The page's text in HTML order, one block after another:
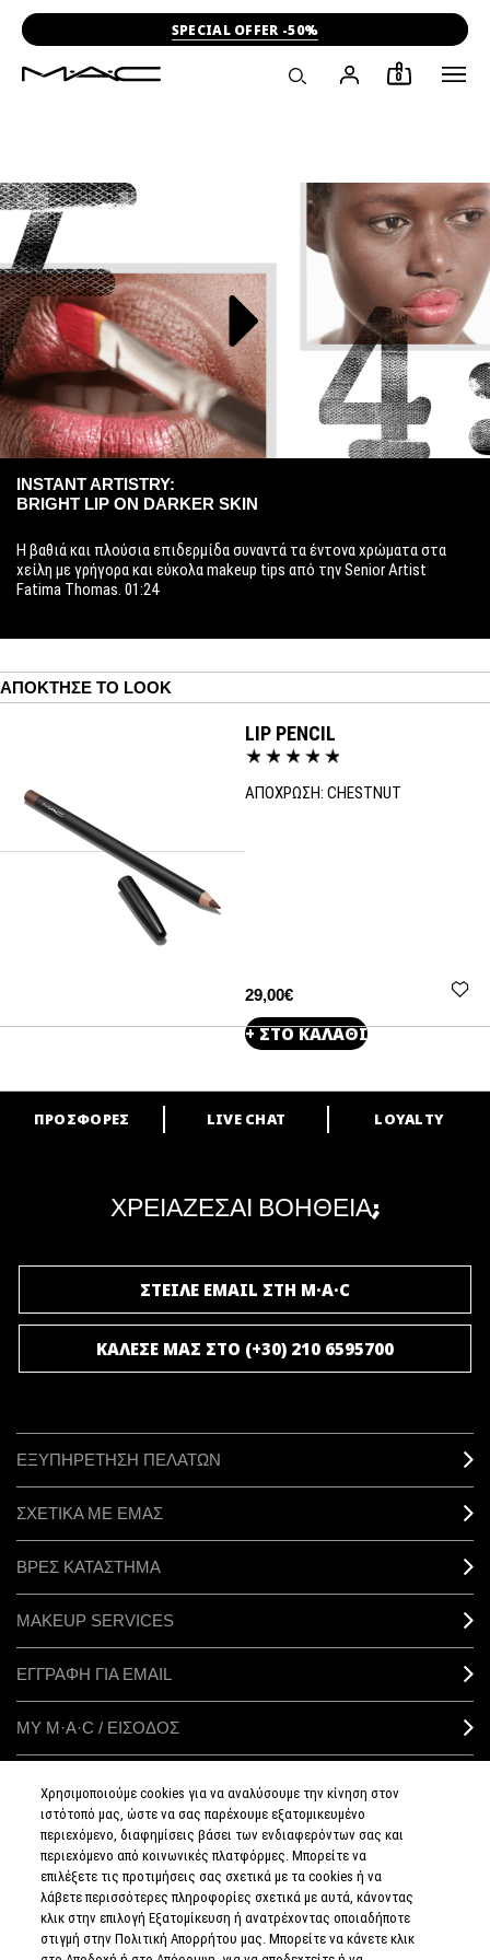
SPECIAL OFFER -50%
0
INSTANT ARTISTRY:
BRIGHT LIP ON DARKER SKIN
Η βαθιά και πλούσια επιδερμίδα συναντά τα έντονα χρώματα στα
χείλη με γρήγορα και εύκολα makeup tips από την Senior Artist
Fatima Thomas. 01:24
ΑΠΌΚΤΗΣΕ ΤΟ LOOK
LIP PENCIL
ΑΠΟΧΡΩΣΗ: CHESTNUT
29,00€
+ ΣΤΟ ΚΑΛΑΘΙ
ARE YOU A M·A·C LOVER?
ΠΡΟΣΦΟΡΕΣ LIVE CHAT LOYALTY
ΧΡΕΙΑΖΕΣΑΙ ΒΟΗΘΕΙΑ;
ΣΤΕΙΛΕ EMAIL ΣΤΗ M·A·C
ΚΑΛΕΣΕ ΜΑΣ ΣΤΟ (+30) 210 6595700
ΕΞΥΠΗΡΕΤΗΣΗ ΠΕΛΑΤΩΝ
ΣΧΕΤΙΚΑ ΜΕ ΕΜΑΣ
ΒΡΕΣ ΚΑΤΑΣΤΗΜΑ
MAKEUP SERVICES
ΕΓΓΡΑΦΗ ΓΙΑ EMAIL
ΜΥ M·A·C / ΕΙΣΟΔΟΣ
ΣΥΝΔΕΘΕΙΤΕ
ΠΟΛΙΤΙΚΗ
ΑΠΟΡΡΗΤΟΥ
Χρησιμοποιούμε cookies για να αναλύσουμε την κίνηση στον
ιστότοπό μας, ώστε να σας παρέχουμε εξατομικευμένο
περιεχόμενο, διαφημίσεις βάσει των ενδιαφερόντων σας και
περιεχόμενο από κοινωνικές πλατφόρμες. Μπορείτε να
επιλέξετε τις προτιμήσεις σας σχετικά με τα cookies ή να
λάβετε περισσότερες πληροφορίες σχετικά με αυτά, κάνοντας
κλικ στην επιλογή Εξατομίκευση ή ανατρέχοντας οποιαδήποτε
στιγμή στην Πολιτική Απορρήτου μας. Μπορείτε να κάνετε κλικ